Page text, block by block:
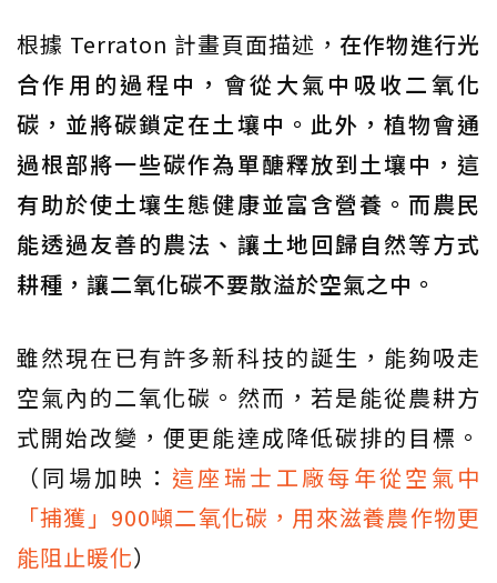
根據 Terraton 計畫頁面描述， 在作物進行光
合作用的過程中，會從大氣中吸收二氧化
碳，並將碳鎖定在土壤中。此外，植物會通
過根部將一些碳作為單醣釋放到土壤中，這
有助於使土壤生態健康並富含營養。而農民
能透過友善的農法、讓土地回歸自然等方式
耕種，讓二氧化碳不要散溢於空氣之中。
雖然現在已有許多新科技的誕生，能夠吸走
空氣內的二氧化碳。然而，若是能從農耕方
式開始改變，便更能達成降低碳排的目標。
（同場加映： 這座瑞士工廠每年從空氣中
「捕獲」900噸二氧化碳，用來滋養農作物更
能阻止暖化）